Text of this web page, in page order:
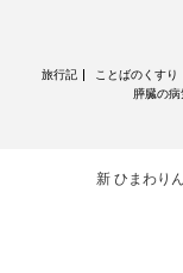
旅行記 ことばのくすり
膵臓の病
新 ひまわり